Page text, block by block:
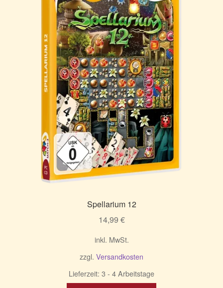
Spellarium 12
14,99 €
inkl. MwSt.
zzgl. Versandkosten
Lieferzeit: 3 - 4 Arbeitstage